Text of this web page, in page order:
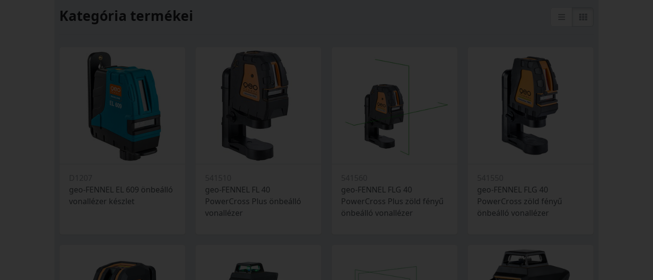
Kategória termékei
geo-FENNEL EL 609 önbeálló
vonallézer készlet
geo-FENNEL FL 40
PowerCross Plus önbeálló
vonallézer
geo-FENNEL FLG 40
PowerCross Plus zöld fényű
önbeálló vonallézer
geo-FENNEL FLG 40
PowerCross zöld fényű
önbeálló vonallézer